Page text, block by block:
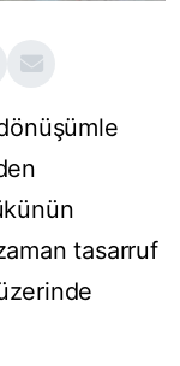
tasarruf